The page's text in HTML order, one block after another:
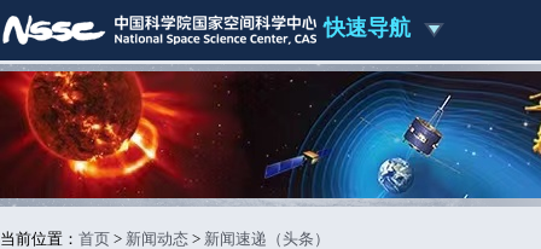
快速导航
当前位置： 首页 > 新闻动态 > 新闻速递（头条）